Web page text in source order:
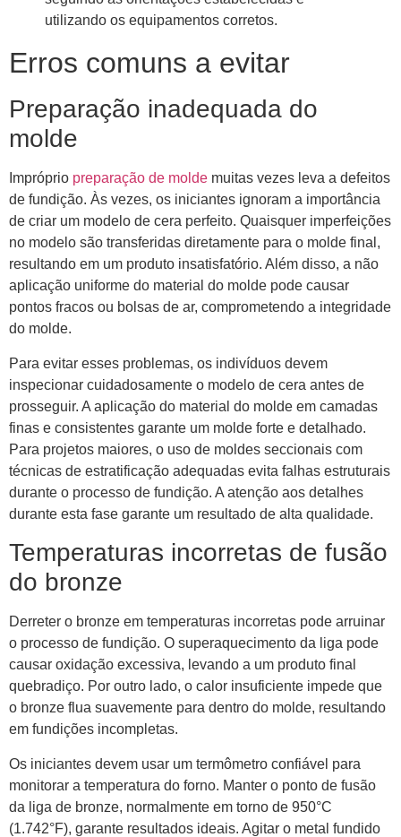
utilizando os equipamentos corretos.
Erros comuns a evitar
Preparação inadequada do
molde
Impróprio preparação de molde muitas vezes leva a defeitos
de fundição. Às vezes, os iniciantes ignoram a importância
de criar um modelo de cera perfeito. Quaisquer imperfeições
no modelo são transferidas diretamente para o molde final,
resultando em um produto insatisfatório. Além disso, a não
aplicação uniforme do material do molde pode causar
pontos fracos ou bolsas de ar, comprometendo a integridade
do molde.
Para evitar esses problemas, os indivíduos devem
inspecionar cuidadosamente o modelo de cera antes de
prosseguir. A aplicação do material do molde em camadas
finas e consistentes garante um molde forte e detalhado.
Para projetos maiores, o uso de moldes seccionais com
técnicas de estratificação adequadas evita falhas estruturais
durante o processo de fundição. A atenção aos detalhes
durante esta fase garante um resultado de alta qualidade.
Temperaturas incorretas de fusão
do bronze
Derreter o bronze em temperaturas incorretas pode arruinar
o processo de fundição. O superaquecimento da liga pode
causar oxidação excessiva, levando a um produto final
quebradiço. Por outro lado, o calor insuficiente impede que
o bronze flua suavemente para dentro do molde, resultando
em fundições incompletas.
Os iniciantes devem usar um termômetro confiável para
monitorar a temperatura do forno. Manter o ponto de fusão
da liga de bronze, normalmente em torno de 950°C
(1.742°F), garante resultados ideais. Agitar o metal fundido